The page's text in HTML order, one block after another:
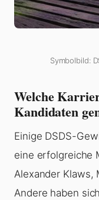
Symbolbild:
Welche
Kandidaten
Einige DSDS-
eine erfolgreiche
Alexander Klaws,
Andere haben